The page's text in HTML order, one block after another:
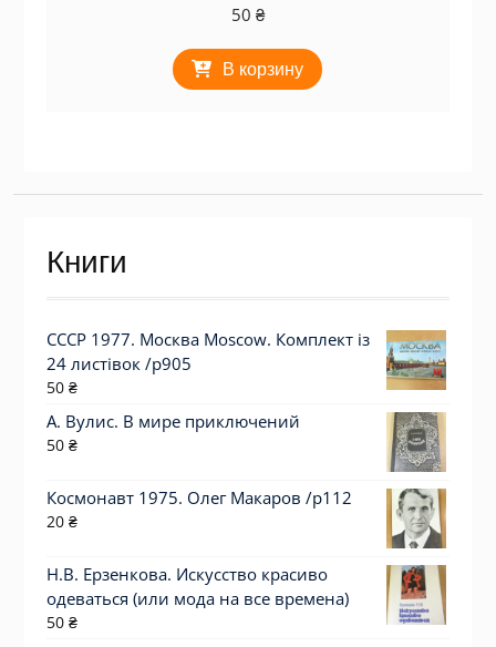
50 ₴
В корзину
Книги
СССР 1977. Москва Moscow. Комплект із
24 листівок /р905
50 ₴
А. Вулис. В мире приключений
50 ₴
Космонавт 1975. Олег Макаров /p112
20 ₴
Н.В. Ерзенкова. Искусство красиво
одеваться (или мода на все времена)
50 ₴